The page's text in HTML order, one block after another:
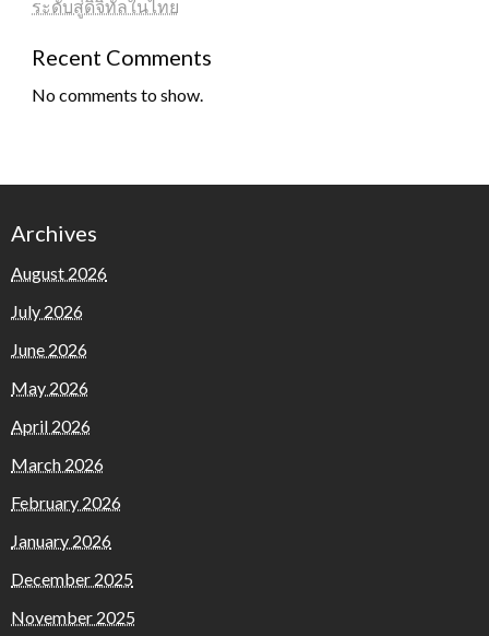
ระดับสู่ดิจิทัลในไทย
Recent Comments
No comments to show.
Archives
August 2026
July 2026
June 2026
May 2026
April 2026
March 2026
February 2026
January 2026
December 2025
November 2025